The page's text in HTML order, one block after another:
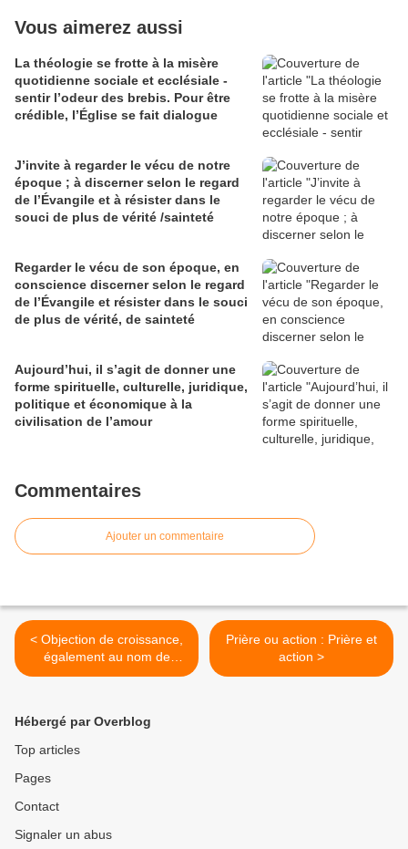
Vous aimerez aussi
La théologie se frotte à la misère
quotidienne sociale et ecclésiale -
sentir l’odeur des brebis. Pour être
crédible, l’Église se fait dialogue
J’invite à regarder le vécu de notre
époque ; à discerner selon le regard
de l’Évangile et à résister dans le
souci de plus de vérité /sainteté
Regarder le vécu de son époque, en
conscience discerner selon le regard
de l’Évangile et résister dans le souci
de plus de vérité, de sainteté
Aujourd’hui, il s’agit de donner une
forme spirituelle, culturelle, juridique,
politique et économique à la
civilisation de l’amour
Commentaires
Ajouter un commentaire
< Objection de croissance,
également au nom de
l'Evangile
Prière ou action : Prière et
action >
Hébergé par Overblog
Top articles
Pages
Contact
Signaler un abus